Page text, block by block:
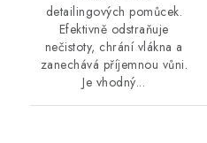
detailingových pomůcek.
Efektivně odstraňuje
nečistoty, chrání vlákna a
zanechává příjemnou vůni.
Je vhodný...